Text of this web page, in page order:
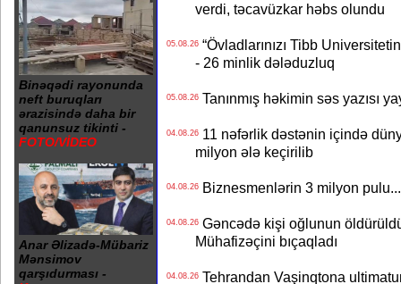
Binəqədi rayonunda
neft buruqları
ərazisində daha bir
qanunsuz tikinti -
FOTO/VİDEO
Anar Əlizadə-Mübariz
Mənsimov
qarşıdurması -
verdi, təcavüzkar həbs olundu
05.08.26“Övladlarınızı Tibb
- 26 minlik dələduzluq
05.08.26Tanınmış həkimin səs yazısı
04.08.2611 nəfərlik dəstənin içində
milyon ələ keçirilib
04.08.26Biznesmenlərin 3 milyon
04.08.26Gəncədə kişi oğlunun
Mühafizəçini bıçaqladı
04.08.26Tehrandan Vaşinqtona